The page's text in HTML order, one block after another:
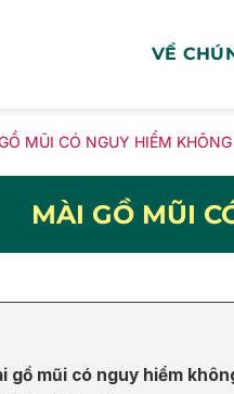
VỀ
MŨI CÓ NGUY HIỂM
MÀI GỒ MŨI
gồ mũi có nguy hiểm